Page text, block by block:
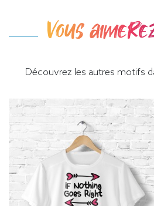
Vous
Découvrez les autres motifs